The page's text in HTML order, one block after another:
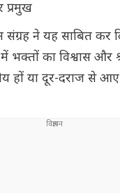
प्रमुख
ने यह साबित कर
भक्तों का विश्वास और
हों या दूर-दराज से आए